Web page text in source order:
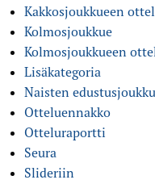
Kakkosjoukkueen
Kolmosjoukkue
Kolmosjoukkueen
Lisäkategoria
Naisten
Otteluennakko
Otteluraportti
Seura
Slideriin